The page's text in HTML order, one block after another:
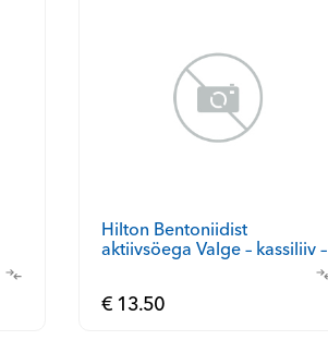
Hilton Bentoniidist
aktiivsöega Valge – kassiliiv –
€ 13.50